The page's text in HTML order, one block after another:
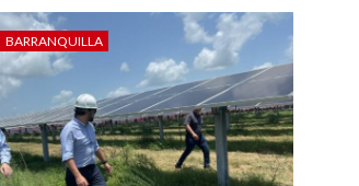
BARRANQUILLA